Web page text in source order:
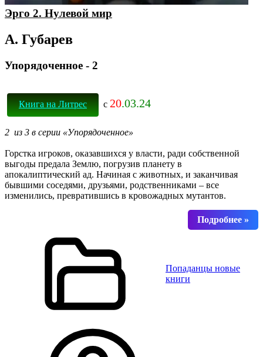
Эрго 2. Нулевой мир
А. Губарев
Упорядоченное - 2
Книга на Литрес с 20.03.24
2 из 3 в серии «Упорядоченное»
Горстка игроков, оказавшихся у власти, ради собственной
выгоды предала Землю, погрузив планету в
апокалиптический ад. Начиная с животных, и заканчивая
бывшими соседями, друзьями, родственниками – все
изменились, превратившись в кровожадных мутантов.
Попаданцы новые
книги